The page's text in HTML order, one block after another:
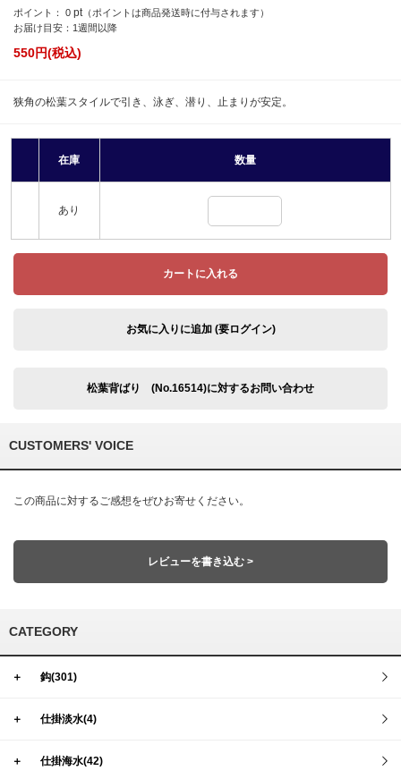
ポイント： 0 pt （ポイントは商品発送時に付与されます）
お届け目安：1週間以降
550円(税込)
狭角の松葉スタイルで引き、泳ぎ、潜り、止まりが安定。
在庫 数量
あり
カートに入れる
お気に入りに追加 (要ログイン)
松葉背ばり (No.16514)に対するお問い合わせ
CUSTOMERS' VOICE
この商品に対するご感想をぜひお寄せください。
レビューを書き込む >
CATEGORY
＋ 鈎(301)
＋ 仕掛淡水(4)
＋ 仕掛海水(42)